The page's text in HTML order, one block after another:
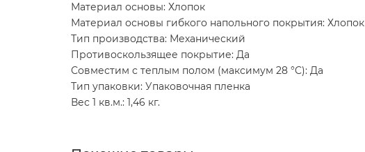
Материал основы: Хлопок
Материал основы гибкого напольного покрытия: Хлопок
Тип производства: Механический
Противоскользящее покрытие: Да
Совместим с теплым полом (максимум 28 °C): Да
Тип упаковки: Упаковочная пленка
Вес 1 кв.м.: 1,46 кг.